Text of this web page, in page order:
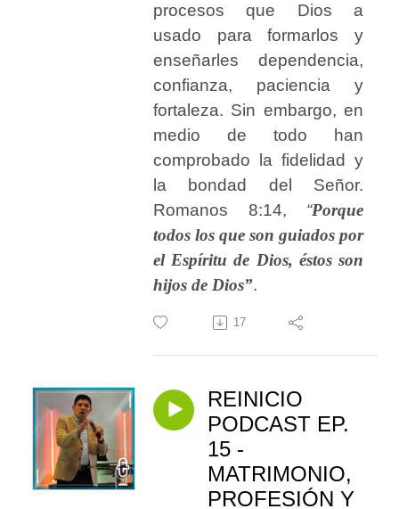
procesos que Dios a
usado para formarlos y
enseñarles dependencia,
confianza, paciencia y
fortaleza. Sin embargo, en
medio de todo han
comprobado la fidelidad y
la bondad del Señor.
Romanos 8:14, “Porque
todos los que son guiados por
el Espíritu de Dios, éstos son
hijos de Dios”.
17
REINICIO
PODCAST EP.
15 -
MATRIMONIO,
PROFESIÓN Y